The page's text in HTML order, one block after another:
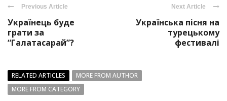
Previous Article
Українець буде
грати за
“Галатасарай”?
Next Article
Українська пісня на
турецькому
фестивалі
RELATED ARTICLES
MORE FROM AUTHOR
MORE FROM CATEGORY